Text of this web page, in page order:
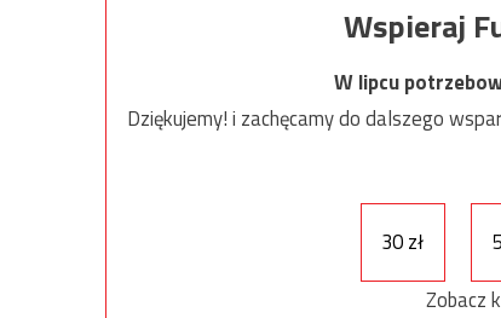
Wspieraj
W lipcu
Dziękujemy! i zachęcamy do dalszego
30 zł
Zobacz